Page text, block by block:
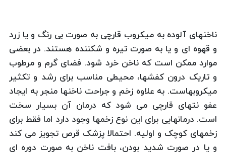
ناخنهای آلوده به میکروب قارچی به صورت بی رنگ و یا زرد
و قهوه ای و یا به صورت تیره و شکننده هستند. در بعضی
موارد ممکن است که ناخن خرد شود. فضای گرم و مرطوب
و تاریک درون کفشها، محیطی مناسب برای رشد و تکثیر
میکروبهاست. به علاوه زخم و جراحت ناخنها منجر به ایجاد
عفو نتهای قارچی می شود که درمان آن بسیار سخت
است. درمانهایی برای این نوع زخمها وجود دارد اما فقط برای
زخمهای کوچک و اولیه. احتمالا پزشک قرص تجویز می کند
و یا در صورت شدید بودن، بافت ناخن به صورت دوره ای